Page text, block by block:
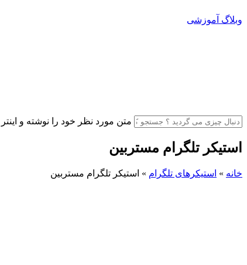
وبلاگ آموزشی
متن مورد نظر خود را نوشته و اینتر
استیکر تلگرام مستربین
خانه » استیکرهای تلگرام » استیکر تلگرام مستربین